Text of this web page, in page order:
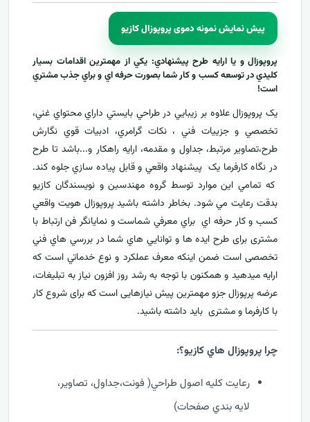
پیش نمایش نمونه دموی پروپوزال کازیو
پروپوزال و يا ارايه طرح پيشنهادي: يکي از مهمترين اقدامات بسيار
کليدي در توسعه کسب و کار شما بصورت حرفه اي و براي جذب مشتري
است!
يک پروپوزال علاوه بر زيبايي در طراحي بايستي داراي محتواي غني،
تخصصي و جزييات فني ، نکات گرامري، ادبيات قوي نگارش
طرح،تصاوير مرتبط، جداول و مقدمه، ارایه راهکار و...باشد تا طرح
در نگاه کارفرما يک پيشنهاد واقعي و قابل پياده سازي جلوه کند.
که تمامي اين موارد توسط گروه مهندسين و نويسندگان کازيو
بدقت رعايت مي شود. بخاطر داشته باشيد پروپوزال هويت واقعي
کسب و کار حرفه اي براي معرفيشماست و نمایانگر فن ارتباط با
مشتری برای طرح ايده ها و توانايي هاي شما در بررسي هاي فني
تخصصی است ضمن اینکه معرف عملکرد و نوع خدماتي است که
ارايه ميدهید و همکنون با توجه به رشد روز افزون نياز به تبليغات،
عرضه پرپوزال جزو مهمترين پیش نیازهایی است که برای شروع کار
با کارفرما و مشتری بايد داشته باشيد.
چرا پروپوزال هاي کازيو؟:
رعايت کليه اصول طراحي( فونت،جداول، تصاوير،
لايه بندي صفحات)